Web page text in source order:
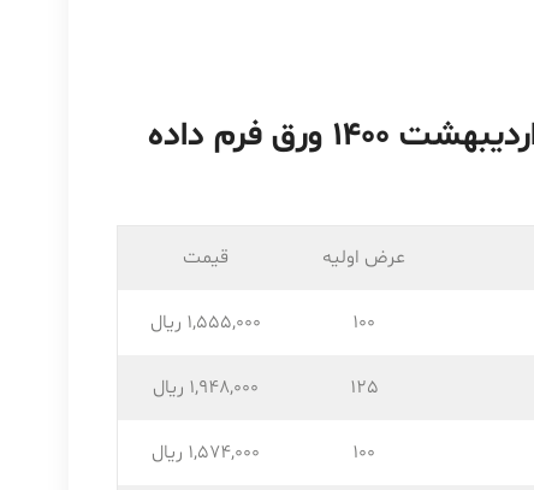
لیست قیمت تاریخ چهارشنبه – ۲۲ اردیبهشت ۱۴۰۰ ورق فرم داده
عرض اولیه قیمت
100 1,555,۰۰۰ ریال
125 1,948,۰۰۰ ریال
100 1,574,۰۰۰ ریال